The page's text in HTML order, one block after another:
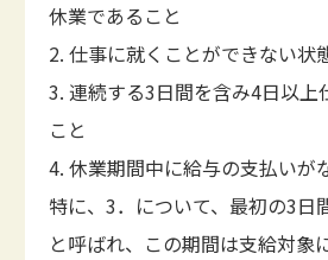
休業であること
2. 仕事に就くことができない状
3. 連続する3日間を含み4日以上
こと
4. 休業期間中に給与の支払いが
特に、3．について、最初の3日
と呼ばれ、この期間は支給対象